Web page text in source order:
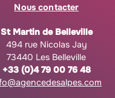
Nous contacter
St Martin de Belleville
494 rue Nicolas Jay
73440 Les Belleville
+33 (0)4 79 00 76 48